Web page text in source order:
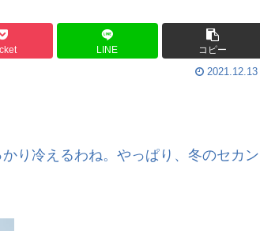
LINE コピー
2021.12.13
り冷えるわね。やっぱり、冬のセカン